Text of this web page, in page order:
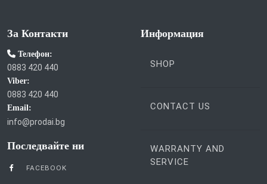
За Контакти
Телефон:
0883 420 440
Viber:
0883 420 440
Email:
info@prodai.bg
Последвайте ни
FACEBOOK
Информация
SHOP
CONTACT US
WARRANTY AND
SERVICE